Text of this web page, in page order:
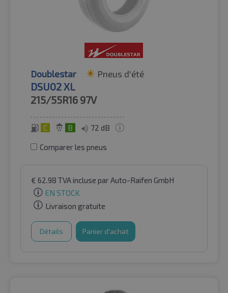
Doublestar Pneus d'été
DSU02 XL
215/55R16 97V
C B 72 dB
Comparer les pneus
€ 62.98 TVA incluse par Auto-Raifen GmbH
EN STOCK
Livraison gratuite
Détails Panier d'achat